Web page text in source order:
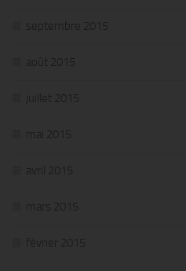
septembre 2015
août 2015
juillet 2015
mai 2015
avril 2015
mars 2015
février 2015